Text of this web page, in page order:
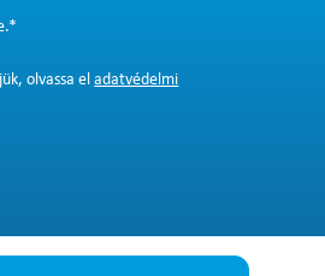
*
olvassa eladatvédelmi